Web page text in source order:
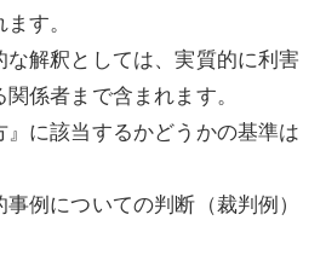
す。
解釈としては、実質的に利害
係者まで含まれます。
に該当するかどうかの基準は
例についての判断（裁判例）